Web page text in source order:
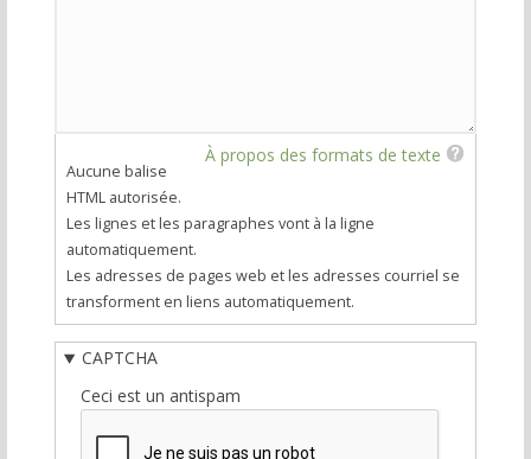
À propos des formats de texte
Aucune balise
HTML autorisée.
Les lignes et les paragraphes vont à la ligne
automatiquement.
Les adresses de pages web et les adresses courriel se
transforment en liens automatiquement.
CAPTCHA
Ceci est un antispam